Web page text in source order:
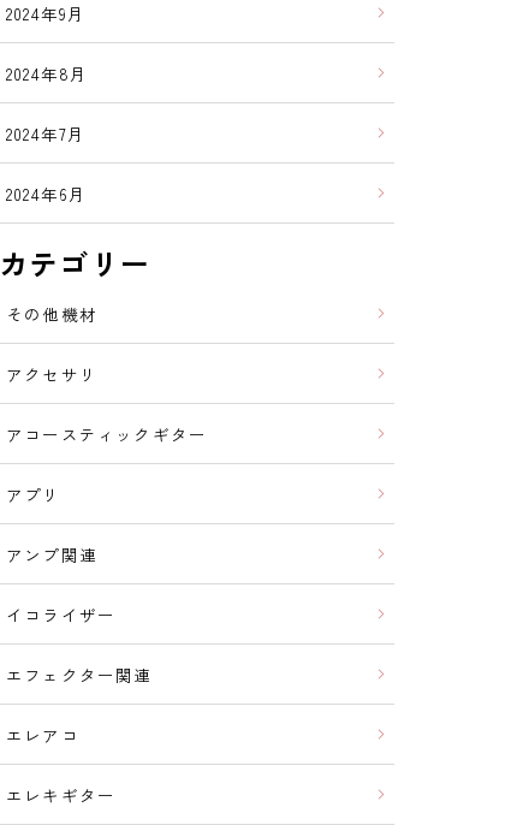
2024年9月
2024年8月
2024年7月
2024年6月
カテゴリー
その他機材
アクセサリ
アコースティックギター
アプリ
アンプ関連
イコライザー
エフェクター関連
エレアコ
エレキギター